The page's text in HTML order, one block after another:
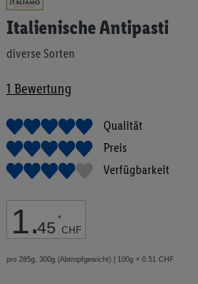
Italienische Antipasti
diverse Sorten
1 Bewertung
Qualität
Preis
Verfügbarkeit
1.45 *
CHF
pro 285g, 300g (Abtropfgewicht) | 100g = 0.51 CHF
Anfang
der
springen